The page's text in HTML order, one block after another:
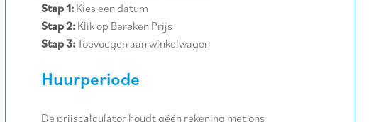
Stap 1:Kies een datum
Stap 2:Klik op Bereken Prijs
Stap 3:Toevoegen aan winkelwagen
Huurperiode
De prijscalculator houdt géén rekening met ons